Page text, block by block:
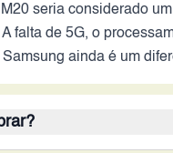
seria considerado
falta de 5G, o
Samsung ainda é um